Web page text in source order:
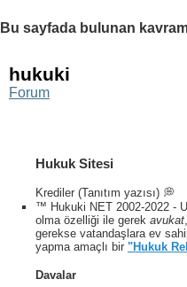
Bu sayfada bulunan
hukuki
Forum
Hukuk Sitesi
Krediler (Tanıtım yazısı) 💭
™ Hukuki NET 2002-2022 -
olma özelliği ile gerek avukat
gerekse vatandaşlara ev
yapma amaçlı bir "Hukuk
Davalar